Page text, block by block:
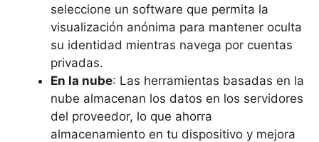
seleccione un software que permita la
visualización anónima para mantener oculta
su identidad mientras navega por cuentas
privadas.
En la nube: Las herramientas basadas en la
nube almacenan los datos en los servidores
del proveedor, lo que ahorra
almacenamiento en tu dispositivo y mejora